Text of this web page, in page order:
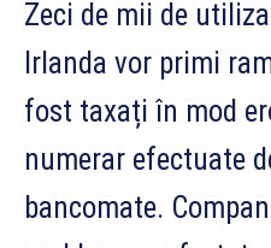
Zeci de mii de
Irlanda vor primi
fost taxați în mod
numerar efectuate
bancomate.